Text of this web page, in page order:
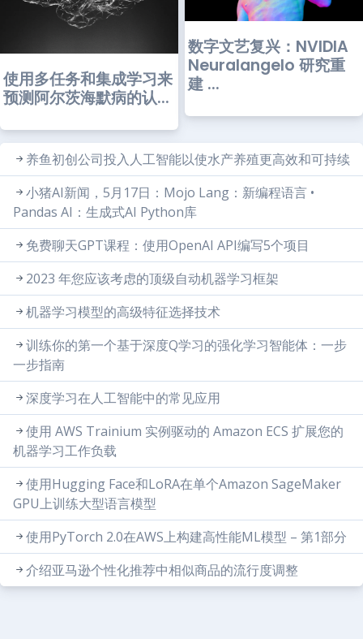
使用多任务和集成学习来
预测阿尔茨海默病的认...
数字文艺复兴：NVIDIA
Neuralangelo 研究重
建 ...
养鱼初创公司投入人工智能以使水产养殖更高效和可持续
小猪AI新闻，5月17日：Mojo Lang：新编程语言 •
Pandas AI：生成式AI Python库
免费聊天GPT课程：使用OpenAI API编写5个项目
2023 年您应该考虑的顶级自动机器学习框架
机器学习模型的高级特征选择技术
训练你的第一个基于深度Q学习的强化学习智能体：一步
一步指南
深度学习在人工智能中的常见应用
使用 AWS Trainium 实例驱动的 Amazon ECS 扩展您的
机器学习工作负载
使用Hugging Face和LoRA在单个Amazon SageMaker
GPU上训练大型语言模型
使用PyTorch 2.0在AWS上构建高性能ML模型 – 第1部分
介绍亚马逊个性化推荐中相似商品的流行度调整